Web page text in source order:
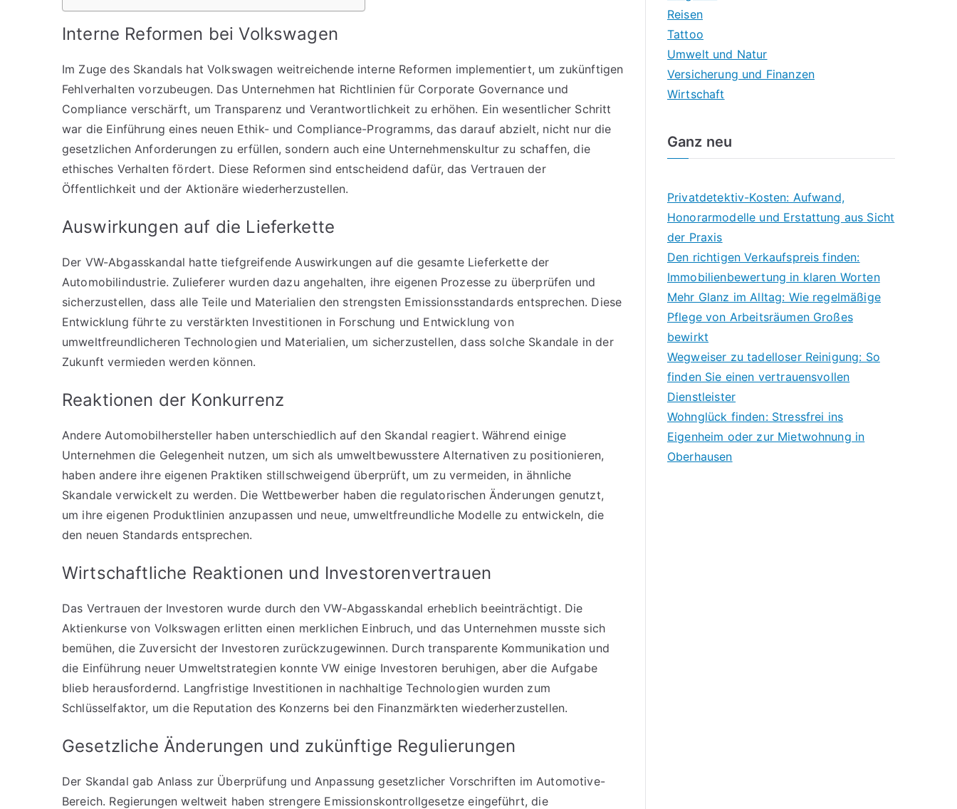
Interne Reformen bei Volkswagen
Im Zuge des Skandals hat Volkswagen weitreichende interne Reformen implementiert, um zukünftigen
Fehlverhalten vorzubeugen. Das Unternehmen hat Richtlinien für Corporate Governance und
Compliance verschärft, um Transparenz und Verantwortlichkeit zu erhöhen. Ein wesentlicher Schritt
war die Einführung eines neuen Ethik- und Compliance-Programms, das darauf abzielt, nicht nur die
gesetzlichen Anforderungen zu erfüllen, sondern auch eine Unternehmenskultur zu schaffen, die
ethisches Verhalten fördert. Diese Reformen sind entscheidend dafür, das Vertrauen der
Öffentlichkeit und der Aktionäre wiederherzustellen.
Auswirkungen auf die Lieferkette
Der VW-Abgasskandal hatte tiefgreifende Auswirkungen auf die gesamte Lieferkette der
Automobilindustrie. Zulieferer wurden dazu angehalten, ihre eigenen Prozesse zu überprüfen und
sicherzustellen, dass alle Teile und Materialien den strengsten Emissionsstandards entsprechen. Diese
Entwicklung führte zu verstärkten Investitionen in Forschung und Entwicklung von
umweltfreundlicheren Technologien und Materialien, um sicherzustellen, dass solche Skandale in der
Zukunft vermieden werden können.
Reaktionen der Konkurrenz
Andere Automobilhersteller haben unterschiedlich auf den Skandal reagiert. Während einige
Unternehmen die Gelegenheit nutzen, um sich als umweltbewusstere Alternativen zu positionieren,
haben andere ihre eigenen Praktiken stillschweigend überprüft, um zu vermeiden, in ähnliche
Skandale verwickelt zu werden. Die Wettbewerber haben die regulatorischen Änderungen genutzt,
um ihre eigenen Produktlinien anzupassen und neue, umweltfreundliche Modelle zu entwickeln, die
den neuen Standards entsprechen.
Wirtschaftliche Reaktionen und Investorenvertrauen
Das Vertrauen der Investoren wurde durch den VW-Abgasskandal erheblich beeinträchtigt. Die
Aktienkurse von Volkswagen erlitten einen merklichen Einbruch, und das Unternehmen musste sich
bemühen, die Zuversicht der Investoren zurückzugewinnen. Durch transparente Kommunikation und
die Einführung neuer Umweltstrategien konnte VW einige Investoren beruhigen, aber die Aufgabe
blieb herausfordernd. Langfristige Investitionen in nachhaltige Technologien wurden zum
Schlüsselfaktor, um die Reputation des Konzerns bei den Finanzmärkten wiederherzustellen.
Gesetzliche Änderungen und zukünftige Regulierungen
Der Skandal gab Anlass zur Überprüfung und Anpassung gesetzlicher Vorschriften im Automotive-
Bereich. Regierungen weltweit haben strengere Emissionskontrollgesetze eingeführt, die
Reisen
Tattoo
Umwelt und Natur
Versicherung und Finanzen
Wirtschaft
Ganz neu
Privatdetektiv-Kosten: Aufwand,
Honorarmodelle und Erstattung aus Sicht
der Praxis
Den richtigen Verkaufspreis finden:
Immobilienbewertung in klaren Worten
Mehr Glanz im Alltag: Wie regelmäßige
Pflege von Arbeitsräumen Großes
bewirkt
Wegweiser zu tadelloser Reinigung: So
finden Sie einen vertrauensvollen
Dienstleister
Wohnglück finden: Stressfrei ins
Eigenheim oder zur Mietwohnung in
Oberhausen